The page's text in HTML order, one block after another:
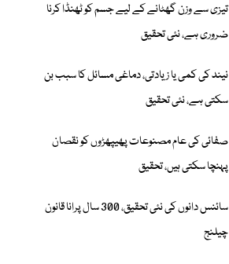
تیزی سے وزن گھٹانے کے لیے جسم کو ٹھنڈا کرنا
ضروری ہے، نئی تحقیق
نیند کی کمی یا زیادتی، دماغی مسائل کا سبب بن
سکتی ہے، نئی تحقیق
صفائی کی عام مصنوعات پھیپھڑوں کو نقصان
پہنچا سکتی ہیں، تحقیق
سائنس دانوں کی نئی تحقیق، 300 سال پرانا قانون
چیلنج